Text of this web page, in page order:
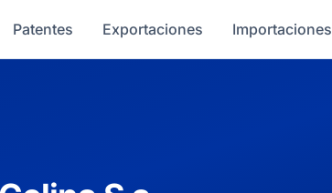
Patentes Exportaciones Importaciones